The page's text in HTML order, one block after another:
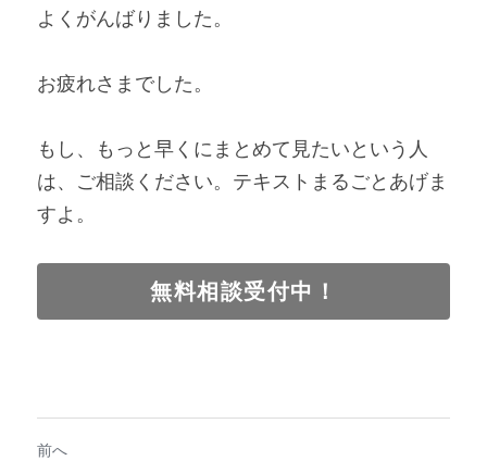
よくがんばりました。
お疲れさまでした。
もし、もっと早くにまとめて見たいという人
は、ご相談ください。テキストまるごとあげま
すよ。
無料相談受付中！
前へ